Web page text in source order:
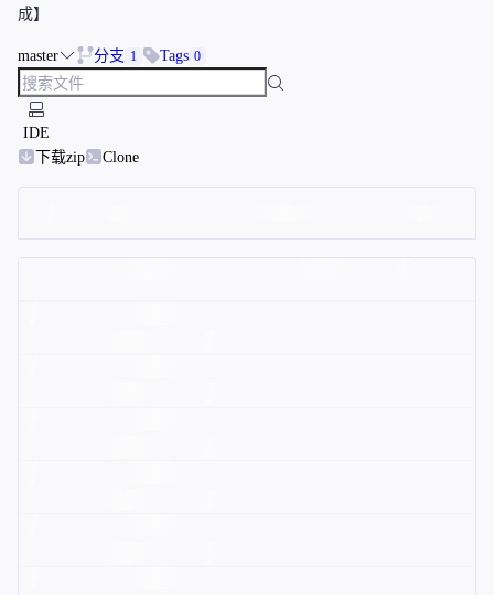
成】
master 分支 1 Tags 0
IDE
下载zip
Clone